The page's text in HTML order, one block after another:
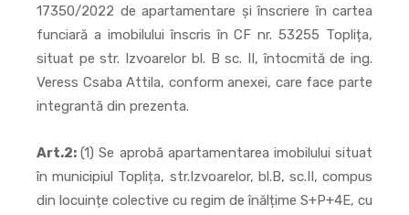
17350/2022 de apartamentare și înscriere în cartea
funciară a imobilului înscris în CF nr. 53255 Toplița,
situat pe str. Izvoarelor bl. B sc. II, întocmită de ing.
Veress Csaba Attila, conform anexei, care face parte
integrantă din prezenta.
Art.2:(1) Se aprobă apartamentarea imobilului situat
în municipiul Toplița, str.Izvoarelor, bl.B, sc.II, compus
din locuințe colective cu regim de înălțime S+P+4E, cu